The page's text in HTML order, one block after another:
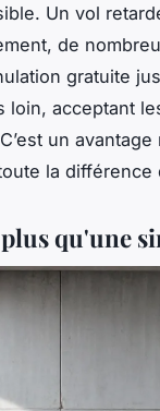
Un vol
de
gratuite
loin, acceptant
un
la
qu'une